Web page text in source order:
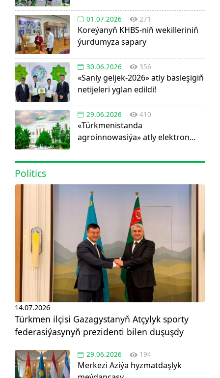
01.07.2026 271
Koreýanyň KHBS-niň wekilleriniň
ýurdumyza sapary
30.06.2026 356
«Sanly geljek-2026» atly bäsleşigiň
netijeleri yglan edildi!
29.06.2026 410
«Türkmenistanda
agroinnowasiýa» atly elektron
Politics
14.07.2026
Türkmen ilçisi Gazagystanyň Atçylyk sporty
federasiýasynyň prezidenti bilen duşuşdy
29.06.2026 194
Merkezi Aziýa hyzmatdaşlyk